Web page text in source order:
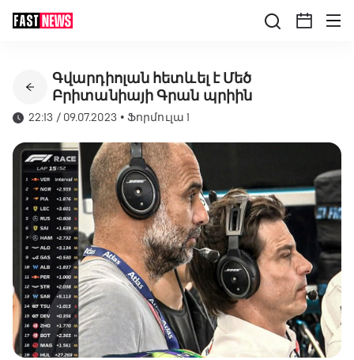
Գվարդիոլան հետևել է Մեծ
Բրիտանիայի Գրան պրիին
22:13 / 09.07.2023 •Ֆորմուլա 1